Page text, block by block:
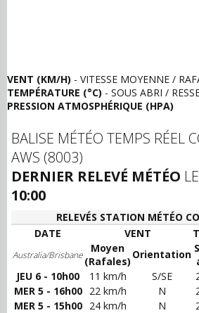
VENT (KM/H) - VITESSE MOYENNE /
TEMPÉRATURE (°C) - SOUS ABRI /
PRESSION ATMOSPHÉRIQUE (HPA)
BALISE MÉTÉO TEMPS RÉEL
AWS (8003)
DERNIER RELEVÉ MÉTÉO LE
10:00
RELEVÉS STATION MÉTÉO
DATE
VENT
Australia/Brisbane
Moyen
(Rafales)
Orientation
JEU 6 - 10h00
11 km/h S/SE
MER 5 - 16h00
22 km/h N
MER 5 - 15h00
24 km/h N